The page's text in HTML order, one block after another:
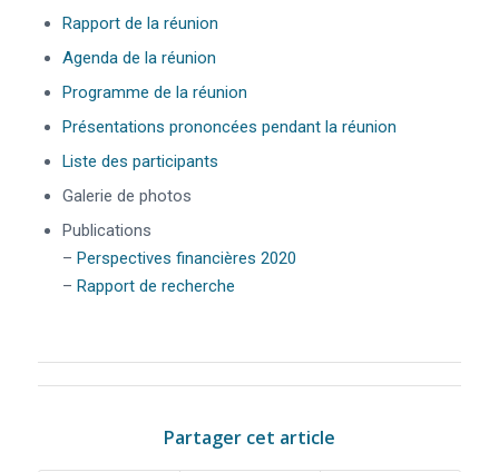
Rapport de la réunion
Agenda de la réunion
Programme de la réunion
Présentations prononcées pendant la réunion
Liste des participants
Galerie de photos
Publications
– Perspectives financières 2020
– Rapport de recherche
Partager cet article